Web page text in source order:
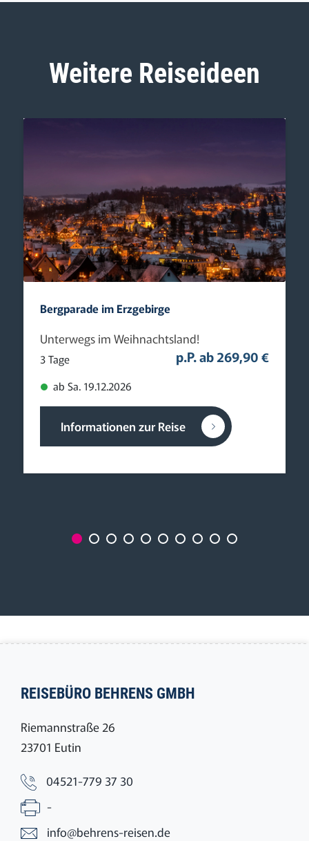
Weitere Reiseideen
Bergparade im Erzgebirge
Unterwegs im Weihnachtsland!
3 Tage
ab Sa. 19.12.2026
p.P. ab 269,90 €
Informationen zur Reise
REISEBÜRO BEHRENS GMBH
Riemannstraße 26
23701 Eutin
04521-779 37 30
-
info@behrens-reisen.de